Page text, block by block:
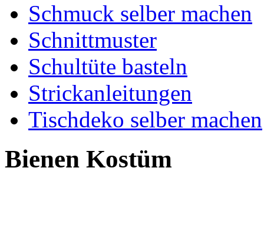
Schmuck selber machen
Schnittmuster
Schultüte basteln
Strickanleitungen
Tischdeko selber machen
Bienen Kostüm